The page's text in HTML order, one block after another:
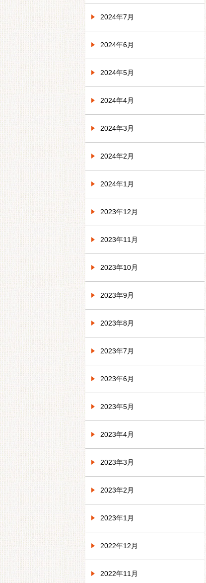
2024年7月
2024年6月
2024年5月
2024年4月
2024年3月
2024年2月
2024年1月
2023年12月
2023年11月
2023年10月
2023年9月
2023年8月
2023年7月
2023年6月
2023年5月
2023年4月
2023年3月
2023年2月
2023年1月
2022年12月
2022年11月